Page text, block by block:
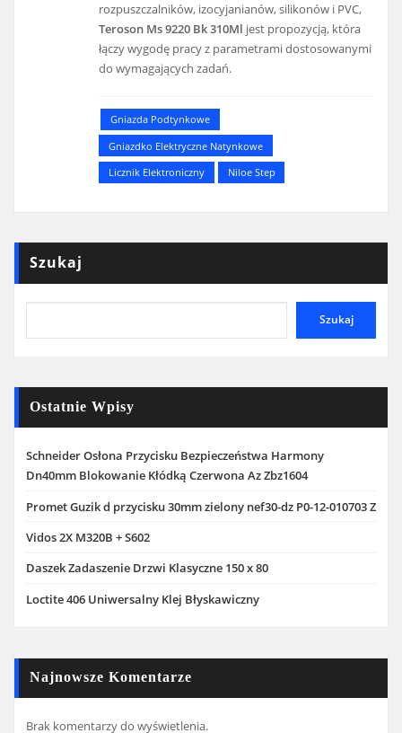
rozpuszczalników, izocyjanianów, silikonów i PVC,
Teroson Ms 9220 Bk 310Ml jest propozycją, która
łączy wygodę pracy z parametrami dostosowanymi
do wymagających zadań.
Gniazda Podtynkowe
Gniazdko Elektryczne Natynkowe
Licznik Elektroniczny
Niloe Step
Szukaj
Szukaj
Ostatnie Wpisy
Schneider Osłona Przycisku Bezpieczeństwa Harmony
Dn40mm Blokowanie Kłódką Czerwona Az Zbz1604
Promet Guzik d przycisku 30mm zielony nef30-dz P0-12-010703 Z
Vidos 2X M320B + S602
Daszek Zadaszenie Drzwi Klasyczne 150 x 80
Loctite 406 Uniwersalny Klej Błyskawiczny
Najnowsze Komentarze
Brak komentarzy do wyświetlenia.